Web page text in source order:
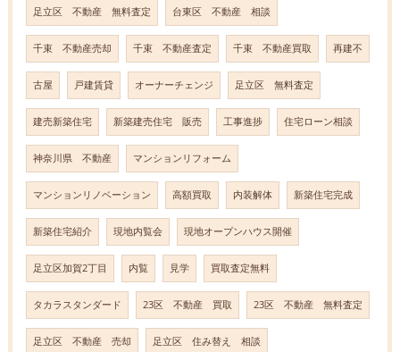
足立区 不動産 無料査定 台東区 不動産 相談
千束 不動産売却 千束 不動産査定 千束 不動産買取 再建不
古屋 戸建賃貸 オーナーチェンジ 足立区 無料査定
建売新築住宅 新築建売住宅 販売 工事進捗 住宅ローン相談
神奈川県 不動産 マンションリフォーム
マンションリノベーション 高額買取 内装解体 新築住宅完成
新築住宅紹介 現地内覧会 現地オープンハウス開催
足立区加賀2丁目 内覧 見学 買取査定無料
タカラスタンダード 23区 不動産 買取 23区 不動産 無料査定
足立区 不動産 売却 足立区 住み替え 相談